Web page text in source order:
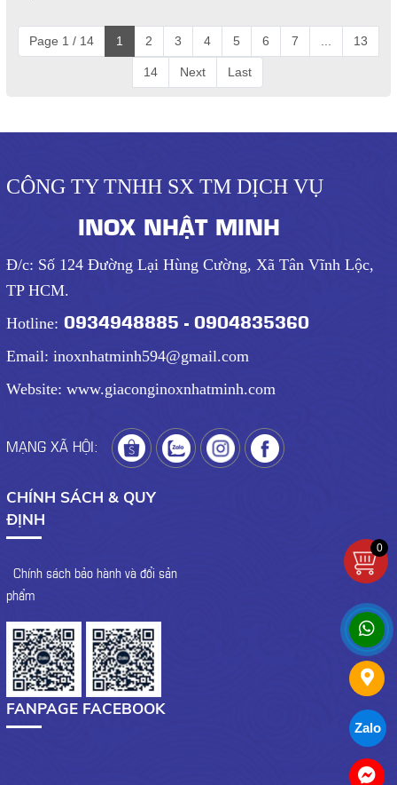
Page 1 / 14 1 2 3 4 5 6 7 13
14 Next Last
CÔNG TY TNHH SX TM DỊCH VỤ
INOX NHẬT MINH
Đ/c: Số 124 Đường Lại Hùng Cường, Xã Tân Vĩnh Lộc,
TP HCM.
Hotline: 0934948885 - 0904835360
Email: inoxnhatminh594@gmail.com
Website: www.giaconginoxnhatminh.com
MẠNG XÃ HỘI:
CHÍNH SÁCH & QUY
ĐỊNH
- Chính sách bảo hành và đổi sản
phẩm
FANPAGE FACEBOOK
Zalo
0